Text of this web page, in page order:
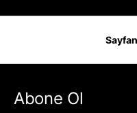
Abone Ol